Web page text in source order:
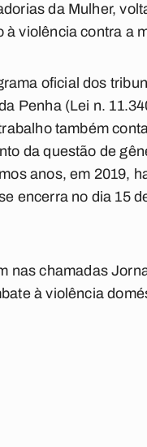
da Mulher,
violência contra a
oficial dos
Penha (Lei n.
também
da questão de
anos, em 2019,
encerra no dia 15
nas chamadas
à violência